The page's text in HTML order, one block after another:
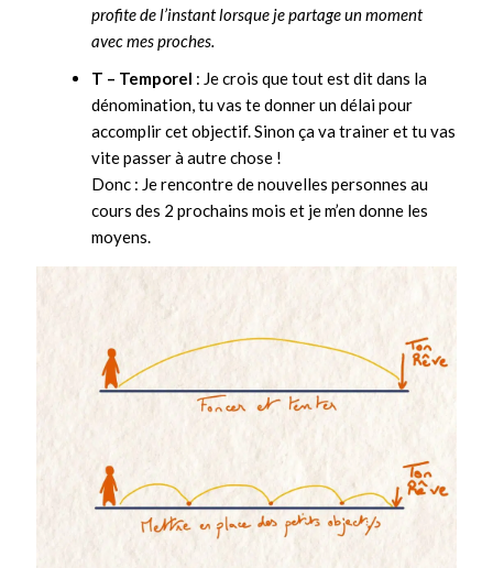
profite de l’instant lorsque je partage un moment
avec mes proches.
T – Temporel : Je crois que tout est dit dans la
dénomination, tu vas te donner un délai pour
accomplir cet objectif. Sinon ça va trainer et tu vas
vite passer à autre chose !
Donc : Je rencontre de nouvelles personnes au
cours des 2 prochains mois et je m’en donne les
moyens.